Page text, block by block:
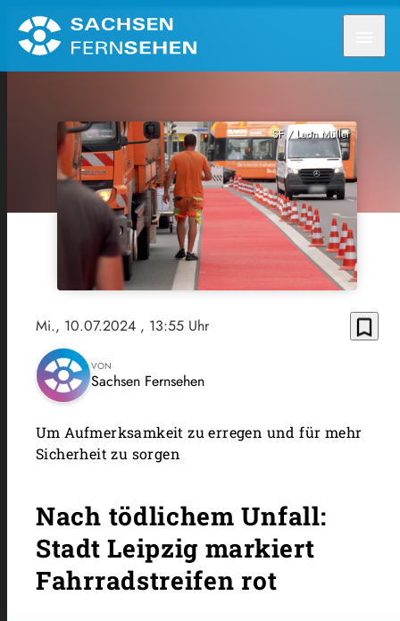
SF / Leon Müller
Mi., 10.07.2024 , 13:55 Uhr bookmark_border
VON
Sachsen Fernsehen
Um Aufmerksamkeit zu erregen und für mehr
Sicherheit zu sorgen
Nach tödlichem Unfall:
Stadt Leipzig markiert
Fahrradstreifen rot